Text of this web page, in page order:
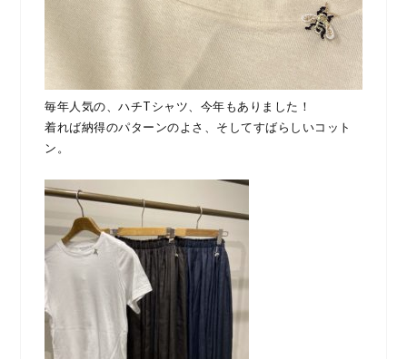
毎年人気の、ハチTシャツ、今年もありました！
着れば納得のパターンのよさ、そしてすばらしいコット
ン。